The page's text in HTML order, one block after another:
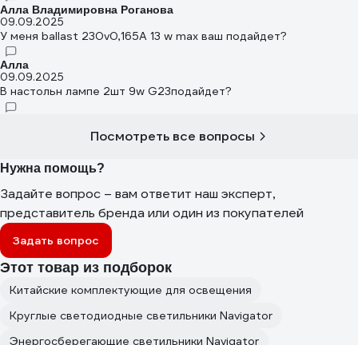
Алла Владимировна Роганова
09.09.2025
У меня ballast 230v0,165A 13 w max ваш подайдет?
Алла
09.09.2025
В настольн лампе 2шт 9w G23подайдет?
Посмотреть все вопросы
Нужна помощь?
Задайте вопрос – вам ответит наш эксперт,
представитель бренда или один из покупателей
Задать вопрос
Этот товар из подборок
Китайские комплектующие для освещения
Круглые светодиодные светильники Navigator
Энергосберегающие светильники Navigator